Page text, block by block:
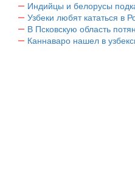
Индийцы и белорусы
Узбеки любят кататься в
В Псковскую область
Каннаваро нашел в